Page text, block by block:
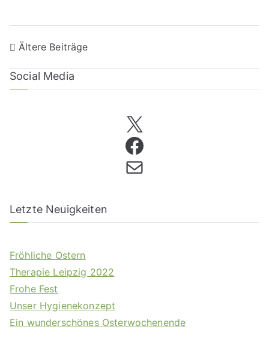
Ältere Beiträge
Social Media
Letzte Neuigkeiten
Fröhliche Ostern
Therapie Leipzig 2022
Frohe Fest
Unser Hygienekonzept
Ein wunderschönes Osterwochenende